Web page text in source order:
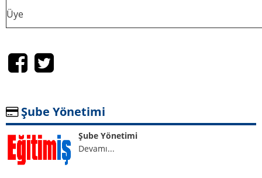
Temsilcilikler
Bilgi - Belge
Online Üyelik Sayfası
Eğitim İş Dijital Kimlik Uygulaması
Neden Eğitim İş
Galeriler
Üye
Şube Yönetimi
Şube Yönetimi
Devamı...